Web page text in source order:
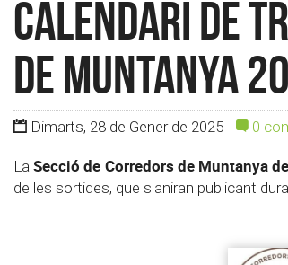
Calendari de
de Muntanya
Dimarts, 28 de Gener de 2025 0
LaSecció de Corredors de Muntanya
de les sortides, que s'aniran publicant